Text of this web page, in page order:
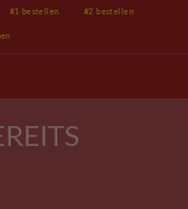
#1 bestellen #2 bestellen